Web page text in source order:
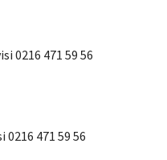
0216 471 59 56
0216 471 59 56